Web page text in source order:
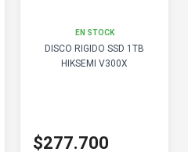
EN STOCK
DISCO RIGIDO SSD 1TB
HIKSEMI V300X
$277.700